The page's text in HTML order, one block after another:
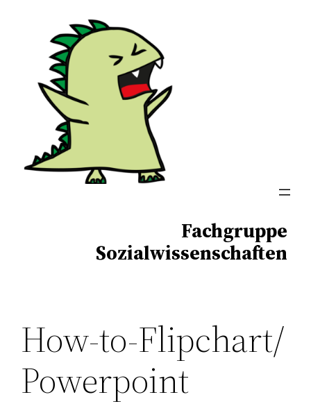
springen
Fachgruppe
Sozialwissenschaften
How-to-Flipchart/
Powerpoint